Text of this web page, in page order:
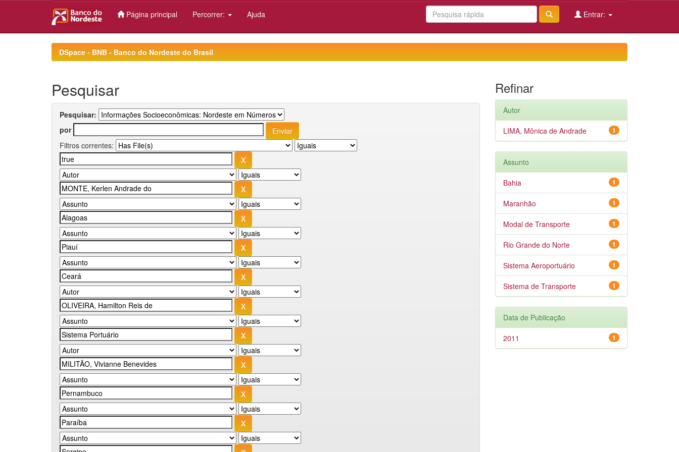
Página principal Percorrer: Ajuda Entrar:
DSpace - BNB - Banco do Nordeste do Brasil
Pesquisar
Pesquisar:
por
Filtros correntes:
Refinar
Autor
1
LIMA, Mônica de Andrade
Assunto
1
Bahia
1
Maranhão
1
Modal de Transporte
1
Rio Grande do Norte
1
Sistema Aeroportuário
1
Sistema de Transporte
Data de Publicação
1
2011